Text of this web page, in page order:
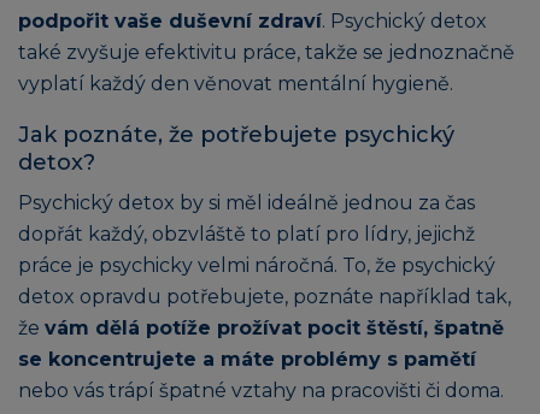
podpořit vaše duševní zdraví. Psychický detox
také zvyšuje efektivitu práce, takže se jednoznačně
vyplatí každý den věnovat mentální hygieně.
Jak poznáte, že potřebujete psychický
detox?
Psychický detox by si měl ideálně jednou za čas
dopřát každý, obzvláště to platí pro lídry, jejichž
práce je psychicky velmi náročná. To, že psychický
detox opravdu potřebujete, poznáte například tak,
že vám dělá potíže prožívat pocit štěstí, špatně
se koncentrujete a máte problémy s pamětí
nebo vás trápí špatné vztahy na pracovišti či doma.